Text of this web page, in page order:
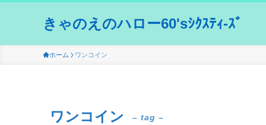
きゃのえのハロー60'sｼｸｽﾃｨ-ｽﾞ
ホーム ワンコイン
ワンコイン – tag –